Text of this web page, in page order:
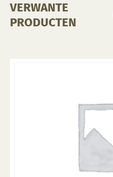
VERWANTE
PRODUCTEN